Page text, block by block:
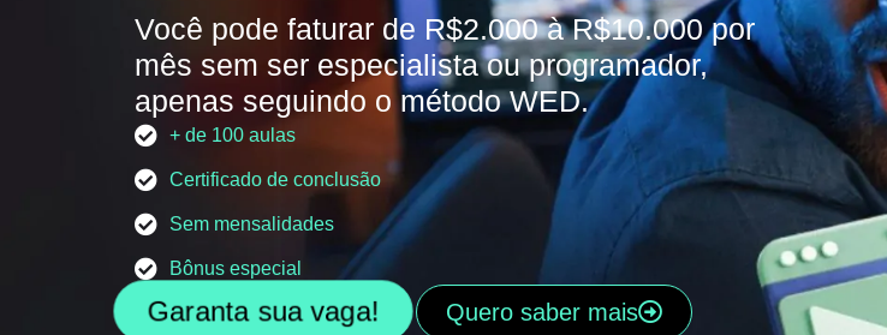
Você pode faturar de R$2.000 à R$10.000 por
mês sem ser especialista ou programador,
apenas seguindo o método WED.
+ de 100 aulas
Certificado de conclusão
Sem mensalidades
Bônus especial
Garanta sua vaga! Quero saber mais